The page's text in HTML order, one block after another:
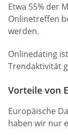
Etwa 55% der
Onlinetreffen
werden.
Onlinedating
Trendaktivität
Vorteile von
Europäische
haben wir nur